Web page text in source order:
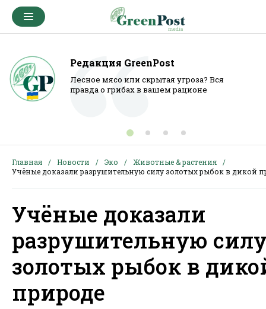
Редакция GreenPost
Лесное мясо или скрытая угроза? Вся
правда о грибах в вашем рационе
Главная Новости Эко
Животные & растения
Учёные доказали разрушительную силу золотых рыбок в дикой
Учёные доказали
разрушительную
золотых рыбок в
природе